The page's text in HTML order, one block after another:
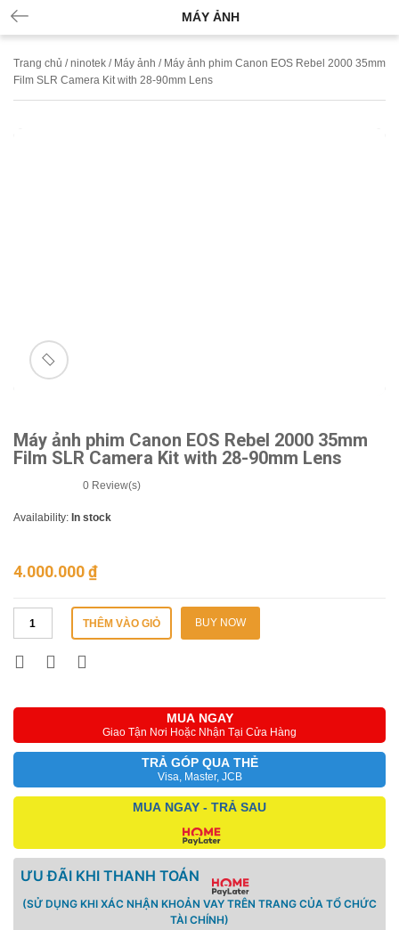
MÁY ẢNH
Trang chủ /ninotek / Máy ảnh / Máy ảnh phim Canon EOS Rebel 2000 35mm
Film SLR Camera Kit with 28-90mm Lens
🔍
Máy ảnh phim Canon EOS Rebel 2000 35mm
Film SLR Camera Kit with 28-90mm Lens
0 Review(s)
Availability: In stock
4.000.000₫
THÊM VÀO GIỎ BUY NOW
MUA NGAY
Giao Tận Nơi Hoặc Nhận Tại Cửa Hàng
TRẢ GÓP QUA THẺ
Visa, Master, JCB
MUA NGAY - TRẢ SAU
ƯU ĐÃI KHI THANH TOÁN
(SỬ DỤNG KHI XÁC NHẬN KHOẢN VAY TRÊN TRANG CỦA TỔ CHỨC
TÀI CHÍNH)